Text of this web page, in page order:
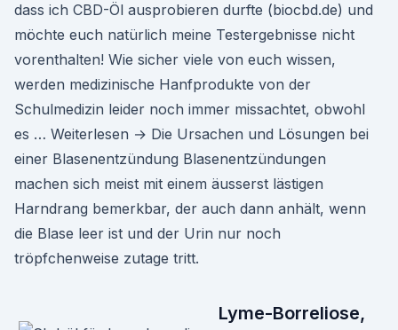
dass ich CBD-Öl ausprobieren durfte (biocbd.de) und
möchte euch natürlich meine Testergebnisse nicht
vorenthalten! Wie sicher viele von euch wissen,
werden medizinische Hanfprodukte von der
Schulmedizin leider noch immer missachtet, obwohl
es … Weiterlesen → Die Ursachen und Lösungen bei
einer Blasenentzündung Blasenentzündungen
machen sich meist mit einem äusserst lästigen
Harndrang bemerkbar, der auch dann anhält, wenn
die Blase leer ist und der Urin nur noch
tröpfchenweise zutage tritt.
Lyme-Borreliose,